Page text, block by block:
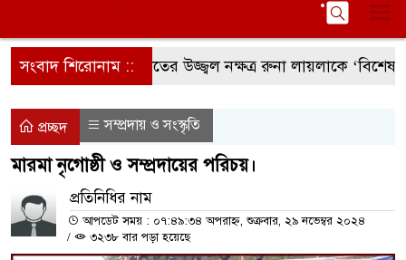
সংবাদ শিরোনাম ::সংগীতের উজ্জ্বল নক্ষত্র রুনা লায়লাকে ‘বিশেষ
প্রচ্ছদ সম্প্রদায় ও সংস্কৃতি
মারমা নৃগোষ্ঠী ও সম্প্রদায়ের পরিচয়।
প্রতিনিধির নাম
আপডেট সময় : ০৭:৪৯:৩৪ অপরাহ্ন, শুক্রবার, ২৯ নভেম্বর ২০২৪
/
৩২৩৮ বার পড়া হয়েছে